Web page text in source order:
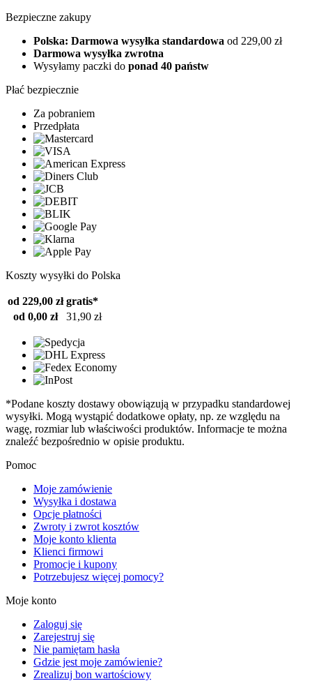
Bezpieczne zakupy
Polska: Darmowa wysyłka standardowa od 229,00 zł
Darmowa wysyłka zwrotna
Wysyłamy paczki do ponad 40 państw
Płać bezpiecznie
Za pobraniem
Przedpłata
Koszty wysyłki do Polska
od 229,00 zł gratis*
od 0,00 zł
31,90 zł
*Podane koszty dostawy obowiązują w przypadku standardowej
wysyłki. Mogą wystąpić dodatkowe opłaty, np. ze względu na
wagę, rozmiar lub właściwości produktów. Informacje te można
znaleźć bezpośrednio w opisie produktu.
Pomoc
Moje zamówienie
Wysyłka i dostawa
Opcje płatności
Zwroty i zwrot kosztów
Moje konto klienta
Klienci firmowi
Promocje i kupony
Potrzebujesz więcej pomocy?
Moje konto
Zaloguj się
Zarejestruj się
Nie pamiętam hasła
Gdzie jest moje zamówienie?
Zrealizuj bon wartościowy